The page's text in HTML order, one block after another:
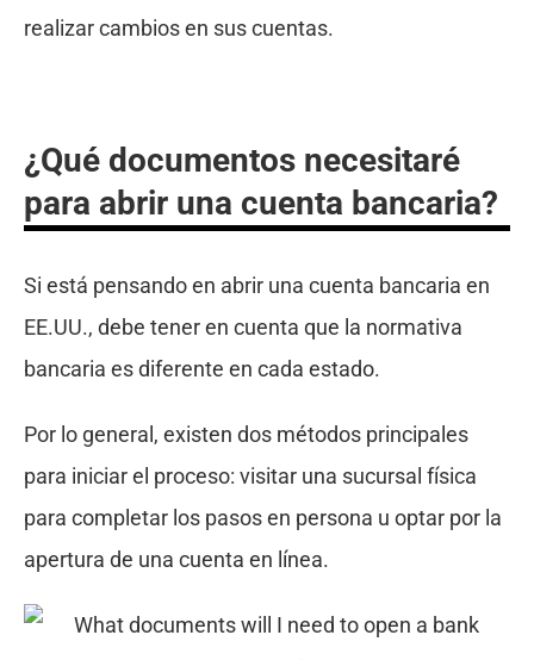
realizar cambios en sus cuentas.
¿Qué documentos necesitaré
para abrir una cuenta bancaria?
Si está pensando en abrir una cuenta bancaria en
EE.UU., debe tener en cuenta que la normativa
bancaria es diferente en cada estado.
Por lo general, existen dos métodos principales
para iniciar el proceso: visitar una sucursal física
para completar los pasos en persona u optar por la
apertura de una cuenta en línea.